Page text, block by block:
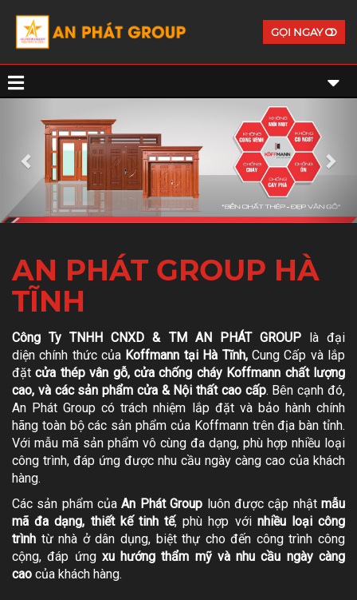
GỌI NGAY
AN PHÁT GROUP HÀ
TĨNH
Công Ty TNHH CNXD & TM AN PHÁT GROUPlà đại
diện chính thức của Koffmann tại Hà Tĩnh, Cung Cấp và lắp
đặtcửa thép vân gỗ, cửa chống cháy Koffmann chất lượng
cao, và các sản phẩm cửa & Nội thất cao cấp. Bên cạnh đó,
An Phát Group có trách nhiệm lắp đặt và bảo hành chính
hãng toàn bộ các sản phẩm của Koffmann trên địa bàn tỉnh.
Với mẫu mã sản phẩm vô cùng đa dạng, phù hợp nhiều loại
công trình, đáp ứng được nhu cầu ngày càng cao của khách
hàng.
Các sản phẩm củaAn Phát Group luôn được cập nhậtmẫu
mã đa dạng, thiết kế tinh tế, phù hợp với nhiều loại công
trình từ nhà ở dân dụng, biệt thự cho đến công trình công
cộng, đáp ứng xu hướng thẩm mỹ và nhu cầu ngày càng
cao của khách hàng.